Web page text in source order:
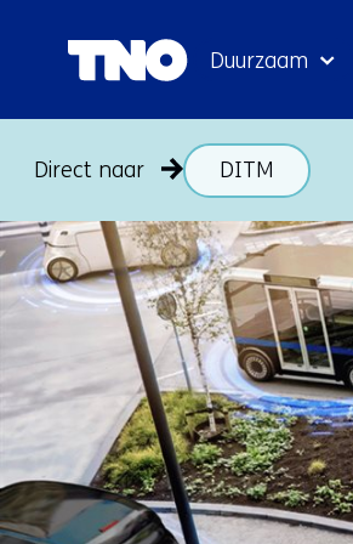
Duurzaam
Direct naar DITM